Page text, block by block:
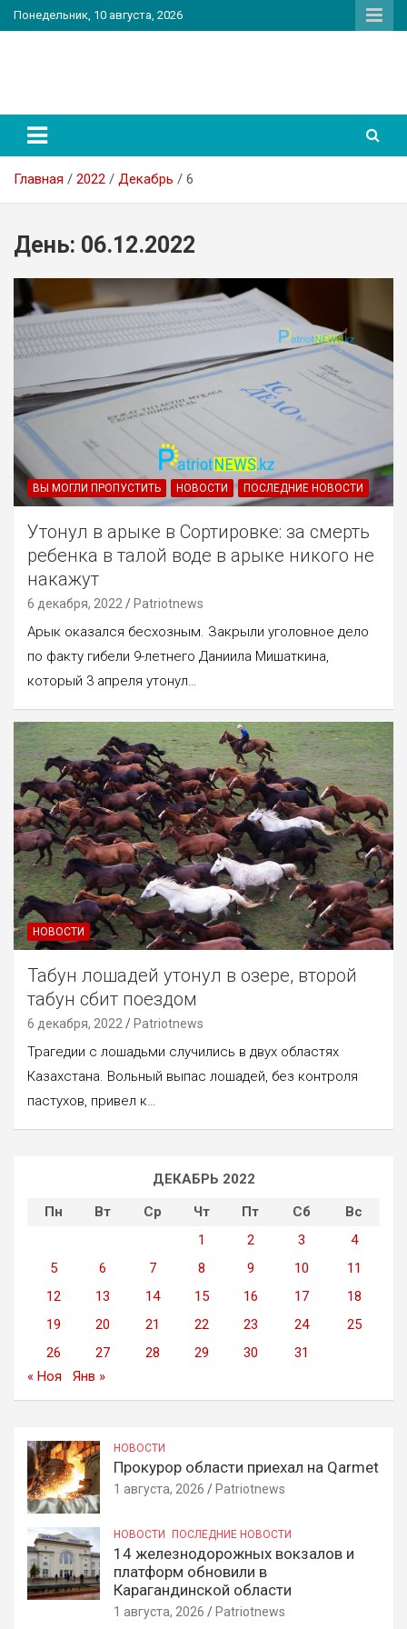
Перейти
к
Понедельник, 10 августа, 2026
Главная 2022 Декабрь 6
День: 06.12.2022
ВЫ МОГЛИ ПРОПУСТИТЬ НОВОСТИ ПОСЛЕДНИЕ НОВОСТИ
Утонул в арыке в Сортировке: за смерть
ребенка в талой воде в арыке никого не
накажут
6 декабря, 2022 Patriotnews
Арык оказался бесхозным. Закрыли уголовное дело
по факту гибели 9-летнего Даниила Мишаткина,
который 3 апреля утонул…
НОВОСТИ
Табун лошадей утонул в озере, второй
табун сбит поездом
6 декабря, 2022 Patriotnews
Трагедии с лошадьми случились в двух областях
Казахстана. Вольный выпас лошадей, без контроля
пастухов, привел к…
ДЕКАБРЬ 2022
Пн
Вт Ср Чт Пт Сб
Вс
1
2 3
4
5
6 7 8 9 10
11
12
13 14 15 16 17
18
19
20 21 22 23 24
25
26
27 28 29 30
31
« Ноя
Янв »
НОВОСТИ
Прокурор области приехал на Qarmet
1 августа, 2026 Patriotnews
НОВОСТИ ПОСЛЕДНИЕ НОВОСТИ
14 железнодорожных вокзалов и
платформ обновили в
Карагандинской области
1 августа, 2026 Patriotnews